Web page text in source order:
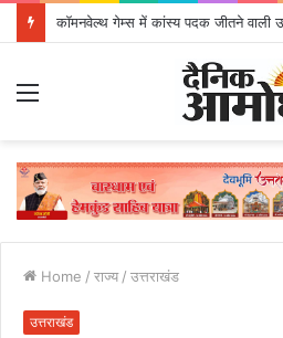
Home / राज्य / उत्तराखंड
उत्तराखंड